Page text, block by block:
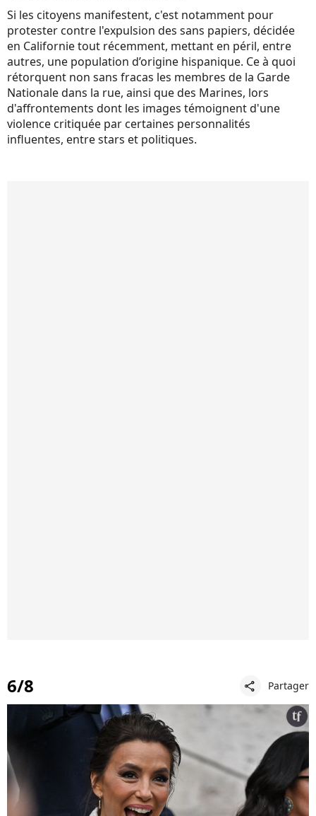
Si les citoyens manifestent, c'est notamment pour
protester contre l'expulsion des sans papiers, décidée
en Californie tout récemment, mettant en péril, entre
autres, une population d’origine hispanique. Ce à quoi
rétorquent non sans fracas les membres de la Garde
Nationale dans la rue, ainsi que des Marines, lors
d'affrontements dont les images témoignent d'une
violence critiquée par certaines personnalités
influentes, entre stars et politiques.
6/8 share Partager